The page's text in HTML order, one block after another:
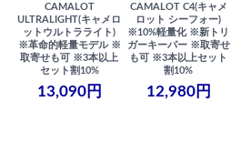
CAMALOT
ULTRALIGHT(キャメロ
ットウルトラライト)
※革命的軽量モデル ※
取寄せも可 ※3本以上
セット割10%
13,090円
CAMALOT C4(キャメ
ロット シーフォー)
※10%軽量化 ※新トリ
ガーキーパー ※取寄せ
も可 ※3本以上セット
割10%
12,980円